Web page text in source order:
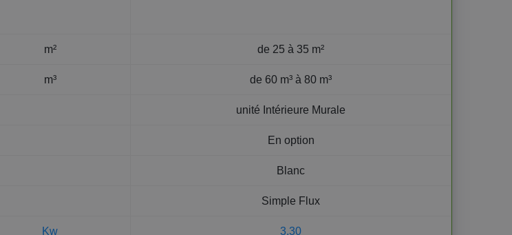
m² de 25 à 35 m²
m³ de 60 m³ à 80 m³
unité Intérieure Murale
En option
Blanc
Simple Flux
Kw 3,30